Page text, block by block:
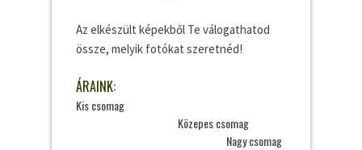
Az elkészült képekből Te válogathatod
össze, melyik fotókat szeretnéd!
ÁRAINK:
Kis csomag
Közepes csomag
Nagy csomag